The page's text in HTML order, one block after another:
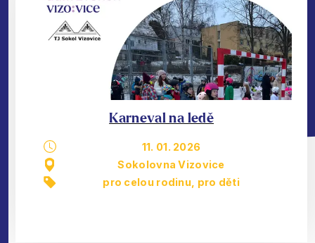
Karneval na ledě
11. 01. 2026
Sokolovna Vizovice
pro celou rodinu, pro děti